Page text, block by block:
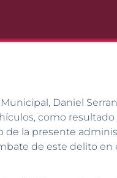
Daniel
como resultado
la presente
de este delito en